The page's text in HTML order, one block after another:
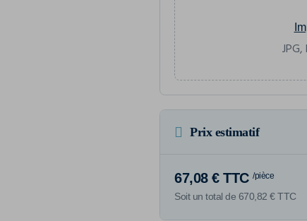
Prix estimatif
67,08 € TTC /pièce
Soit un total de 670,82 € TTC